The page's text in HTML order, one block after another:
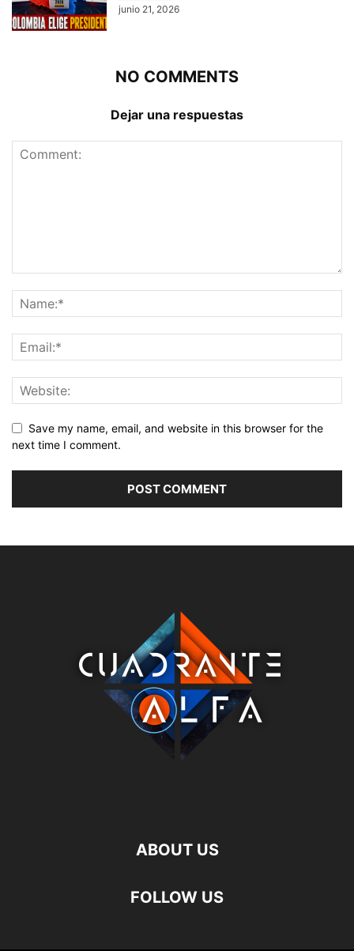
junio 21, 2026
NO COMMENTS
Dejar una respuestas
Save my name, email, and website in this browser for the
next time I comment.
ABOUT US
FOLLOW US